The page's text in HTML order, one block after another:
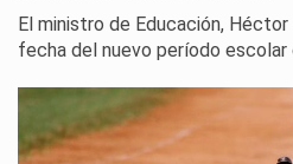
El ministro de Educación, Héctor
fecha del nuevo período